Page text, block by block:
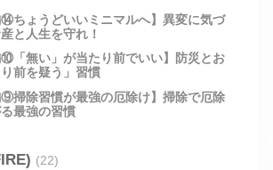
⑭ちょうどいいミニマルへ】異変に気づ
と人生を守れ！
⑩「無い」が当たり前でいい】防災とお
前を疑う」習慣
⑨掃除習慣が最強の厄除け】掃除で厄除
最強の習慣
(22)